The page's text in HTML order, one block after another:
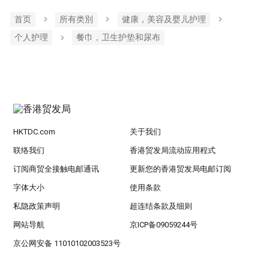
首页 所有类別
健康，美容及婴儿护理
个人护理
餐巾，卫生护垫和尿布
HKTDC.com 关于我们
联络我们 香港贸发局流动应用程式
订阅商贸全接触电邮通讯 更新您的香港贸发局电邮订阅
字体大小 使用条款
私隐政策声明 超连结条款及细则
网站导航 京ICP备09059244号
京公网安备 11010102003523号